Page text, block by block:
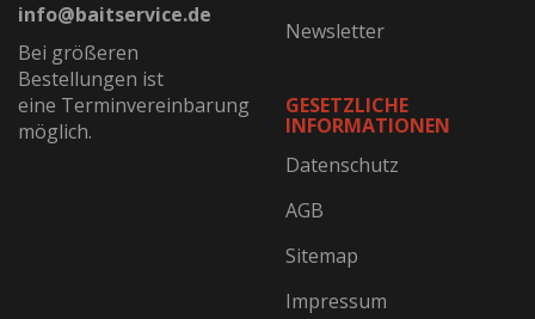
info@baitservice.de
Bei größeren
Bestellungen ist
eine Terminvereinbarung
möglich.
Newsletter
GESETZLICHE
INFORMATIONEN
Datenschutz
AGB
Sitemap
Impressum